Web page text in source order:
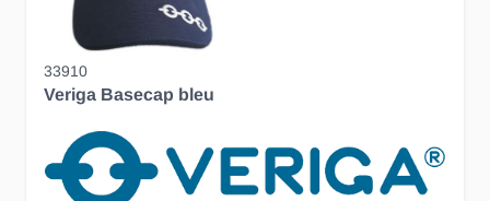
33910
Veriga Basecap bleu